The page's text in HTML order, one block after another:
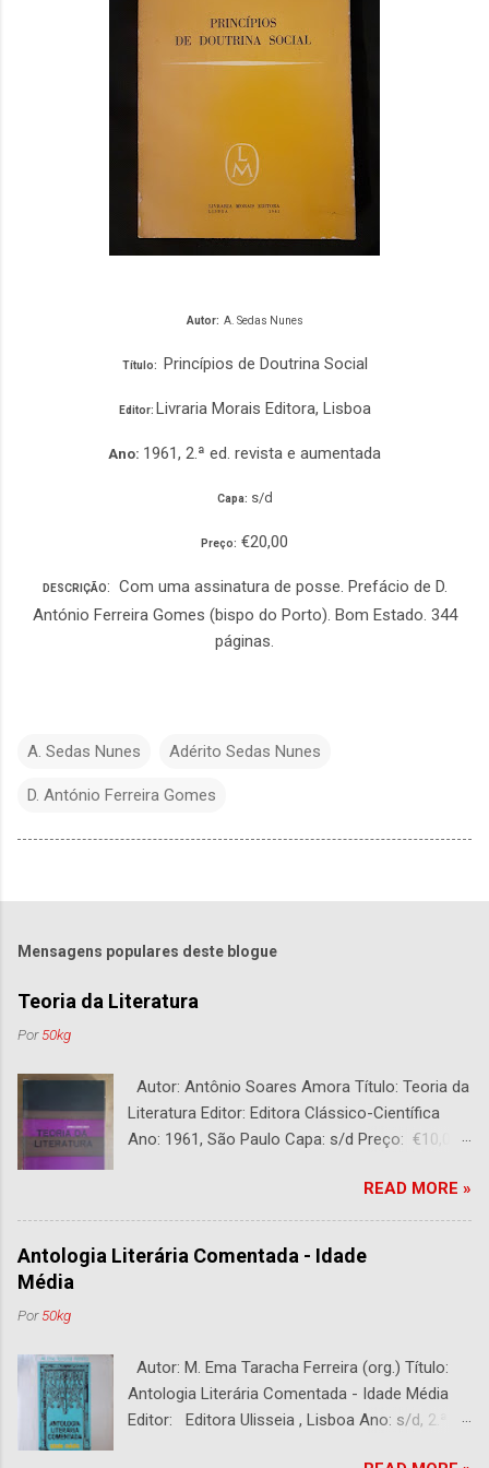
Autor: A. Sedas Nunes
Título: Princípios de Doutrina Social
Editor: Livraria Morais Editora, Lisboa
Ano: 1961, 2.ª ed. revista e aumentada
Capa: s/d
Preço: €20,00
DESCRIÇÃO: Com uma assinatura de posse. Prefácio de D.
António Ferreira Gomes (bispo do Porto). Bom Estado. 344
páginas.
A. Sedas Nunes Adérito Sedas Nunes
D. António Ferreira Gomes
Mensagens populares deste blogue
Teoria da Literatura
Por50kg
Autor: Antônio Soares Amora Título: Teoria da
Literatura Editor: Editora Clássico-Científica
Ano: 1961, São Paulo Capa: s/d Preço: €10,00
READ MORE »
Antologia Literária Comentada - Idade
Média
Por50kg
Autor: M. Ema Taracha Ferreira (org.) Título:
Antologia Literária Comentada - Idade Média
Editor: Editora Ulisseia , Lisboa Ano: s/d, 2.ª